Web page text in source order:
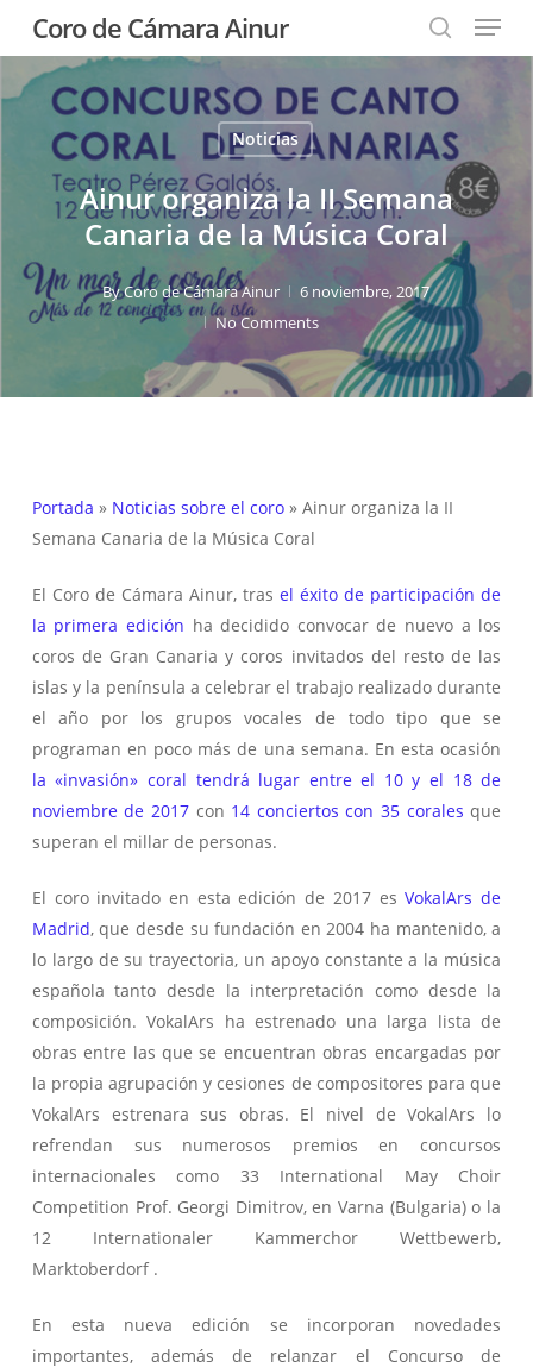
main
content
Coro de Cámara Ainur
search
Menu
Noticias
Ainur organiza la II Semana
Canaria de la Música Coral
ByCoro de Cámara Ainur
6 noviembre, 2017
No Comments
Portada » Noticias sobre el coro» Ainur organiza la II
Semana Canaria de la Música Coral
El Coro de Cámara Ainur, trasel éxito de participación de
la primera edición ha decidido convocar de nuevo a los
coros de Gran Canaria y coros invitados del resto de las
islas y la península a celebrar el trabajo realizado durante
el año por los grupos vocales de todo tipo que se
programan en poco más de una semana. En esta ocasión
la «invasión» coral tendrá lugar entre el 10 y el 18 de
noviembre de 2017 con 14 conciertos con 35 corales que
superan el millar de personas.
El coro invitado en esta edición de 2017 esVokalArs de
Madrid, que desde su fundación en 2004 ha mantenido, a
lo largo de su trayectoria, un apoyo constante a la música
española tanto desde la interpretación como desde la
composición. VokalArs ha estrenado una larga lista de
obras entre las que se encuentran obras encargadas por
la propia agrupación y cesiones de compositores para que
VokalArs estrenara sus obras. El nivel de VokalArs lo
refrendan sus numerosos premios en concursos
internacionales como 33 International May Choir
Competition Prof. Georgi Dimitrov, en Varna (Bulgaria) o la
12 Internationaler Kammerchor Wettbewerb,
Marktoberdorf .
En esta nueva edición se incorporan novedades
importantes, además de relanzar el Concurso de